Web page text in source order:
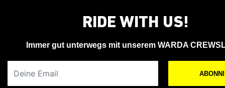
RIDE WITH US!
Immer gut unterwegs mit unserem WARDA